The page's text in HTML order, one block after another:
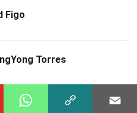
Figo
Torres